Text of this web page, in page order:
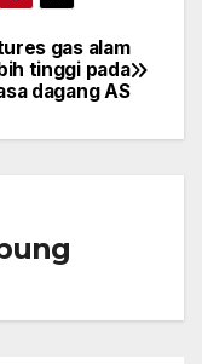
gas alam
tinggi pada
dagang AS